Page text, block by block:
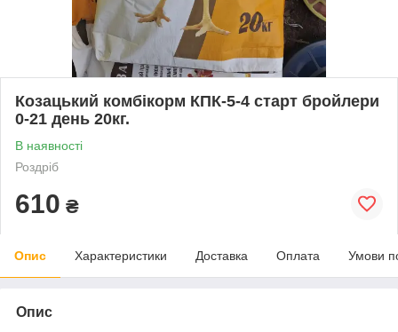
Козацький комбікорм КПК-5-4 старт бройлери
0-21 день 20кг.
В наявності
Роздріб
610 ₴
Опис Характеристики Доставка Оплата Умови
Опис